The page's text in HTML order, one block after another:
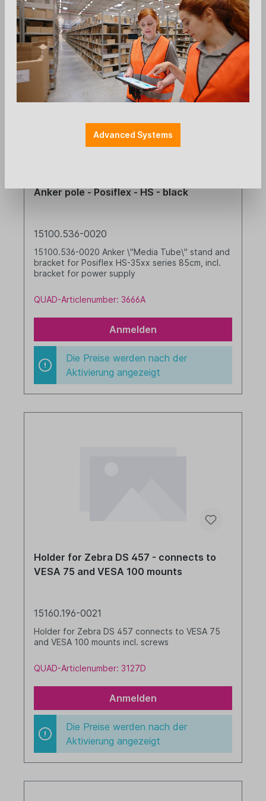
Aktivierung angezeigt
Anker pole - Posiflex - HS - black
15100.536-0020
15100.536-0020 Anker \"Media Tube\" stand and
bracket for Posiflex HS-35xx series 85cm, incl.
bracket for power supply
QUAD-Articlenumber: 3666A
Anmelden
Die Preise werden nach der
Aktivierung angezeigt
Holder for Zebra DS 457 - connects to
VESA 75 and VESA 100 mounts
15160.196-0021
Holder for Zebra DS 457 connects to VESA 75
and VESA 100 mounts incl. screws
QUAD-Articlenumber: 3127D
Anmelden
Die Preise werden nach der
Aktivierung angezeigt
Advanced Systems